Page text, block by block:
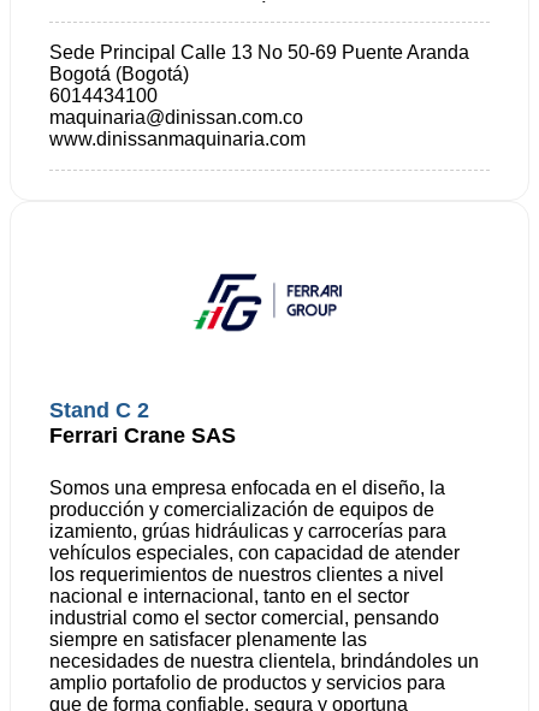
Sede Principal Calle 13 No 50-69 Puente Aranda
Bogotá (Bogotá)
6014434100
maquinaria@dinissan.com.co
www.dinissanmaquinaria.com
Stand C 2
Ferrari Crane SAS
Somos una empresa enfocada en el diseño, la
producción y comercialización de equipos de
izamiento, grúas hidráulicas y carrocerías para
vehículos especiales, con capacidad de atender
los requerimientos de nuestros clientes a nivel
nacional e internacional, tanto en el sector
industrial como el sector comercial, pensando
siempre en satisfacer plenamente las
necesidades de nuestra clientela, brindándoles un
amplio portafolio de productos y servicios para
que de forma confiable, segura y oportuna